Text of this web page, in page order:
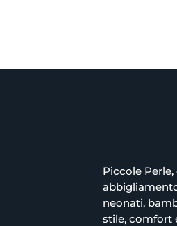
Piccole Perle,
neonati,
stile, comfort